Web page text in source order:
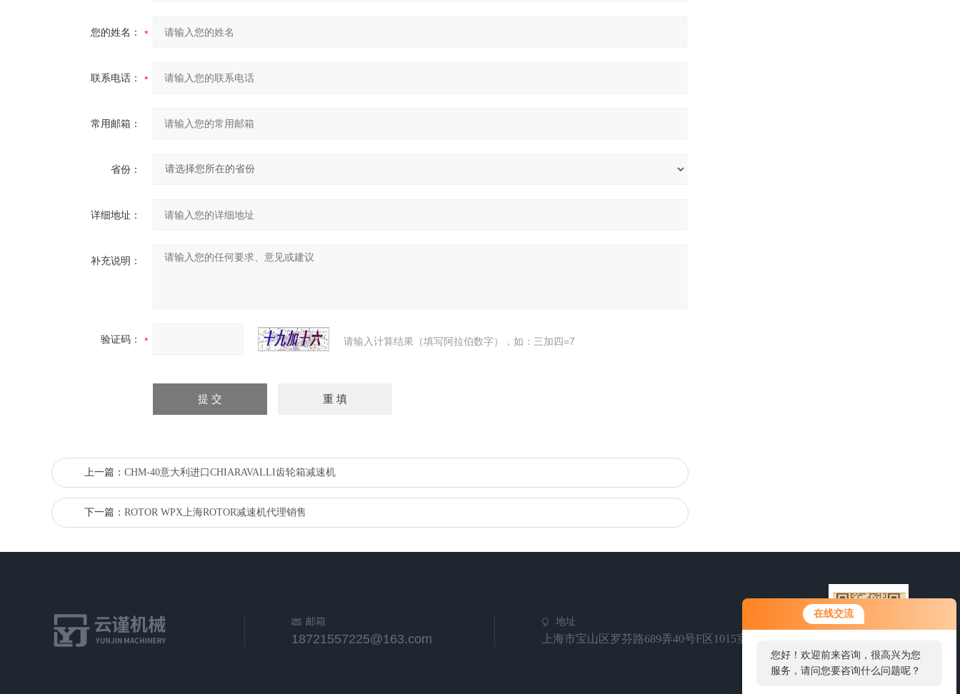
在线交流
您好！欢迎前来咨询，很高兴为您
服务，请问您要咨询什么问题呢？
您的姓名：
联系电话：
常用邮箱：
省份：
详细地址：
补充说明：
验证码： 请输入计算结果（填写阿拉伯数字），如：三加四=7
上一篇： CHM-40意大利进口CHIARAVALLI齿轮箱减速机
下一篇： ROTOR WPX上海ROTOR减速机代理销售
邮箱
18721557225@163.com
地址
上海市宝山区罗芬路689弄40号F区1015室